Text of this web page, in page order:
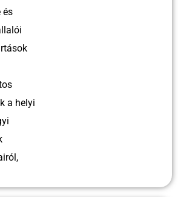
és
a helyi